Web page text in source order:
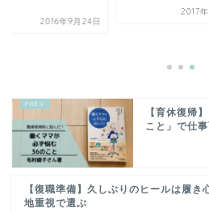
2016年9月24日
2017
【育休復帰
こと」で仕
【復職準備】久しぶりのヒールは履き
地重視で選ぶ